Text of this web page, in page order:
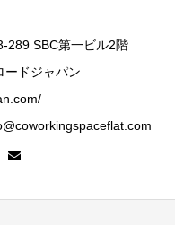
289 SBC第一ビル2階
ードジャパン